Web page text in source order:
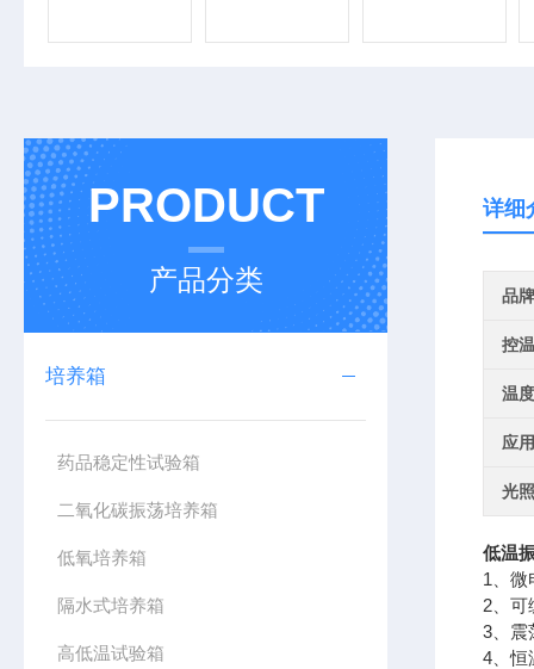
PRODUCT
产品分类
培养箱
药品稳定性试验箱
二氧化碳振荡培养箱
低氧培养箱
隔水式培养箱
高低温试验箱
详细
品牌
控
温
应
光
低温
1、微
2、可
3、震
4、恒